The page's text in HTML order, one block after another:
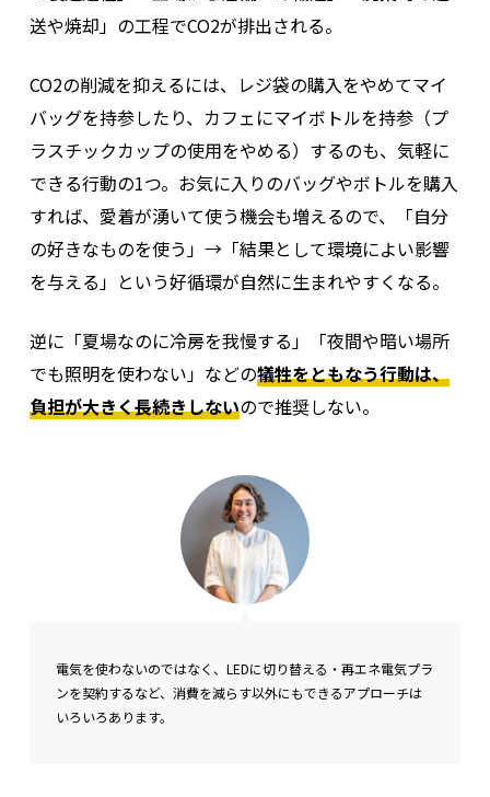
送や焼却」の工程でCO2が排出される。
CO2の削減を抑えるには、レジ袋の購入をやめてマイ
バッグを持参したり、カフェにマイボトルを持参（プ
ラスチックカップの使用をやめる）するのも、気軽に
できる行動の1つ。 お気に入りのバッグやボトルを購入
すれば、愛着が湧いて使う機会も増えるので、「自分
の好きなものを使う」→「結果として環境によい影響
を与える」という好循環が自然に生まれやすくなる。
逆に「夏場なのに冷房を我慢する」「夜間や暗い場所
でも照明を使わない」などの犠牲をともなう行動は、
負担が大きく長続きしないので推奨しない。
電気を使わないのではなく、LEDに切り替える・再エネ電気プラ
ンを契約するなど、消費を減らす以外にもできるアプローチは
いろいろあります。